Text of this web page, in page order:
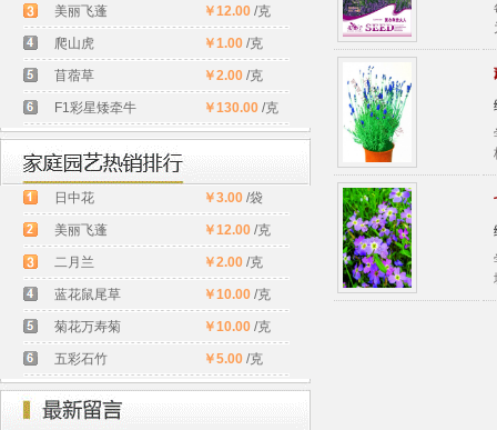
美丽飞蓬 ￥12.00/克
爬山虎 ￥1.00/克
苜蓿草 ￥2.00/克
F1彩星矮牵牛 ￥130.00/克
日中花 ￥3.00/袋
美丽飞蓬 ￥12.00/克
二月兰 ￥2.00/克
蓝花鼠尾草 ￥10.00/克
菊花万寿菊 ￥10.00/克
五彩石竹 ￥5.00/克